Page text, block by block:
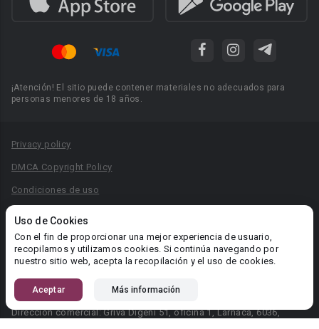
Uso de Cookies
Con el fin de proporcionar una mejor experiencia de usuario,
recopilamos y utilizamos cookies. Si continúa navegando por
nuestro sitio web, acepta la recopilación y el uso de cookies.
Aceptar Más información
¡Atención! El sitio puede contener materiales no adecuados para
personas menores de 18 años.
Privacy policy
DMCA Copyright Policy
Condiciones de uso
Reglas para la publicación de libros
Área RR.PP.: pr@booknet.com
© 2026 Booknet. Todos los derechos reservados.
Dirección comercial: Griva Digeni 51, oficina 1, Larnaca, 6036,